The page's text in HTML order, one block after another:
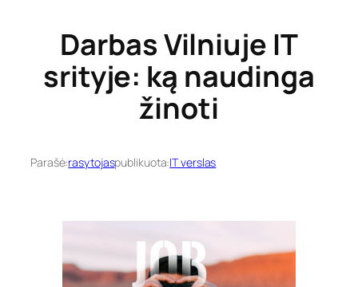
Darbas Vilniuje IT
srityje: ką naudinga
žinoti
Parašė:rasytojaspublikuota:IT verslas